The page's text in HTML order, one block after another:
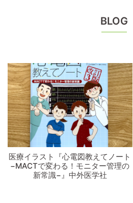
BLOG
医療イラスト『心電図教えてノート
−MACTで変わる！モニター管理の
新常識−』中外医学社